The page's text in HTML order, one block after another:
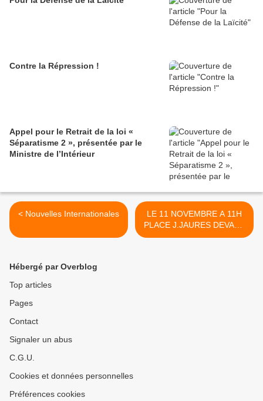
Contre la Répression !
Appel pour le Retrait de la loi «
Séparatisme 2 », présentée par le
Ministre de l’Intérieur
< Nouvelles Internationales
LE 11 NOVEMBRE A 11H
PLACE J.JAURES DEVANT
LE PALAIS DE JUSTICE >
Hébergé par Overblog
Top articles
Pages
Contact
Signaler un abus
C.G.U.
Cookies et données personnelles
Préférences cookies